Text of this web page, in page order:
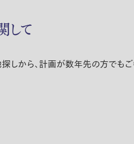
して
しから、計画が数年先の方で